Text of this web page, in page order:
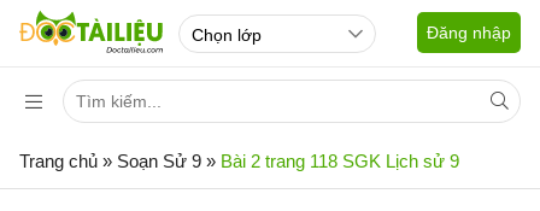
Đăng nhập
Trang chủ » Soạn Sử 9 » Bài 2 trang 118 SGK Lịch sử 9